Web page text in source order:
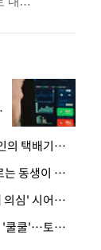
· 엘베 문 열리자 지팡이 '퍽'…노인의 택배기사 폭행 이유
· "20년 병수발했는데 얼굴도 모르는 동생이 유산 절반을"…배다른 형제 상속권 있을까
· 냄비 태우고 욕실 물바다…'치매 의심' 시어머니 검사 권유했다가 '날벼락'
· 새벽 식당 몰래 들어와 테이블서 '쿨쿨'…토사물 남기고 사라진 남성